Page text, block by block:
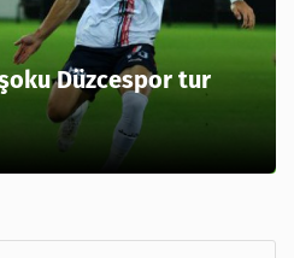
Düzcespor tur